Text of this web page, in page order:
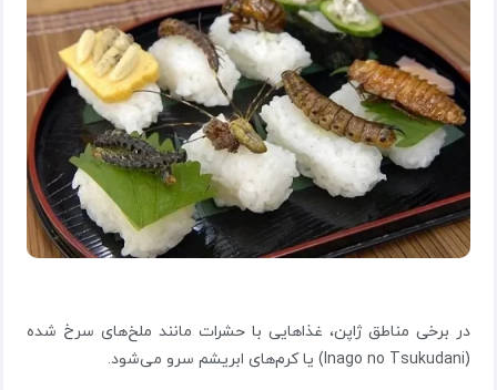
در برخی مناطق ژاپن، غذاهایی با حشرات مانند ملخ‌های سرخ شده
(Inago no Tsukudani) یا کرم‌های ابریشم سرو می‌شود.